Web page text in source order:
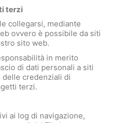
terzi
collegarsi, mediante
ovvero è possibile da siti
sito web.
in merito
di dati personali a siti
credenziali di
terzi.
ai log di navigazione,